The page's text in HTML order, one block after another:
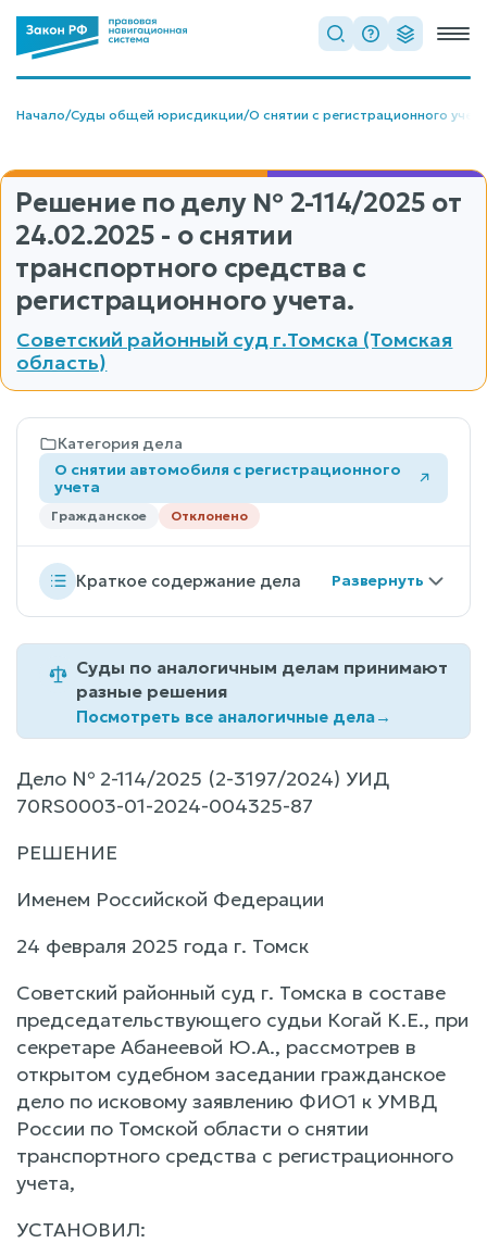
Начало/Суды общей юрисдикции/О снятии с регистрационного учета
Решение по делу № 2-114/2025 от
24.02.2025 - о снятии
транспортного средства с
регистрационного учета.
Советский районный суд г.Томска (Томская
область)
Категория дела
О снятии автомобиля с регистрационного
учета
Гражданское Отклонено
Краткое содержание дела
Суды по аналогичным делам принимают
разные решения
Посмотреть все аналогичные дела→
Дело № 2-114/2025 (2-3197/2024) УИД
70RS0003-01-2024-004325-87
РЕШЕНИЕ
Именем Российской Федерации
24 февраля 2025 года г. Томск
Советский районный суд г. Томска в составе
председательствующего судьи Когай К.Е., при
секретаре Абанеевой Ю.А., рассмотрев в
открытом судебном заседании гражданское
дело по исковому заявлению ФИО1 к УМВД
России по Томской области о снятии
транспортного средства с регистрационного
учета,
УСТАНОВИЛ: